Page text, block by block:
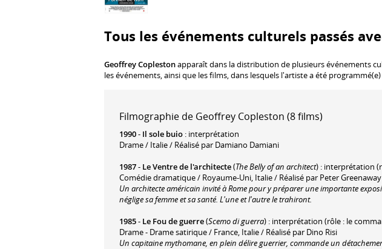
Tous les événements culturels passés
Geoffrey Coplestonapparaît dans la distribution de plusieurs événements
les événements, ainsi que les films, dans lesquels l'artiste a été
Filmographie de Geoffrey Copleston (8 films)
1990- Il sole buio : interprétation
Drame / Italie / Réalisé par Damiano Damiani
1987- Le Ventre de l'architecte(The Belly of an architect) : interprétation
Comédie dramatique / Royaume-Uni, Italie / Réalisé par Peter Greenaway
Un architecte américain invité à Rome pour y préparer une importante
néglige sa femme et sa santé. L'une et l'autre le trahiront.
1985- Le Fou de guerre(Scemo di guerra) : interprétation (rôle : le
Drame - Drame satirique / France, Italie / Réalisé par Dino Risi
Un capitaine mythomane, en plein délire guerrier, commande un